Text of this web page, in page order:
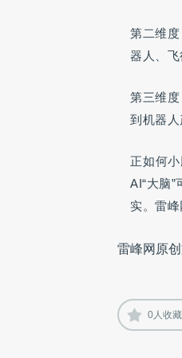
第二维
器人、飞
第三维
到机器人
正如何
AI“大脑
实。雷峰
雷峰网原
0人收藏